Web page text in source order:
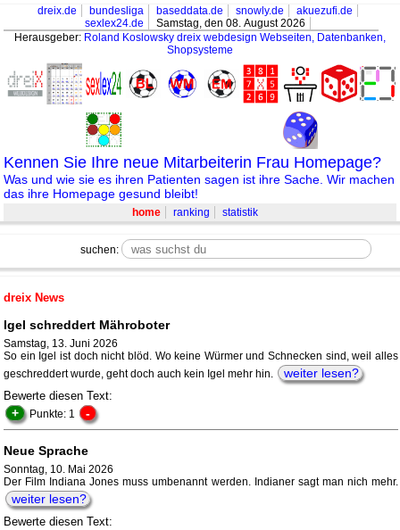
dreix.de bundesliga baseddata.de snowly.de
akuezufi.de
sexlex24.de
Samstag, den 08. August 2026
Herausgeber: Roland Koslowsky dreix webdesign Webseiten, Datenbanken,
Shopsysteme
Kennen Sie Ihre neue Mitarbeiterin Frau Homepage?
Was und wie sie es ihren Patienten sagen ist ihre Sache. Wir machen
das ihre Homepage gesund bleibt!
home ranking statistik
suchen:
dreix News
Igel schreddert Mähroboter
Samstag, 13. Juni 2026
So ein Igel ist doch nicht blöd. Wo keine Würmer und Schnecken sind, weil alles
geschreddert wurde, geht doch auch kein Igel mehr hin.
weiter lesen?
Bewerte diesen Text:
+ Punkte: 1 -
Neue Sprache
Sonntag, 10. Mai 2026
Der Film Indiana Jones muss umbenannt werden. Indianer sagt man nich mehr.
weiter lesen?
Bewerte diesen Text: